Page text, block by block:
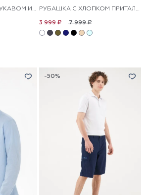
ПОЛО С ДЛИННЫМ РУКАВОМ ИЗ ХЛОПКА РУБАШКА С ХЛОПКОМ ПРИТАЛЕННАЯ
7 999 ₽
3 999 ₽
-50%